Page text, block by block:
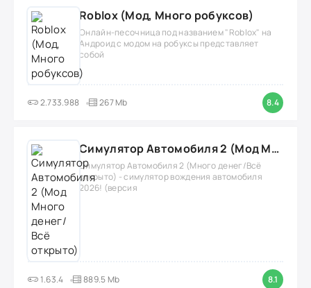
Roblox (Мод, Много робуксов)
Онлайн-песочница под названием "Roblox" на
Андроид с модом на робуксы представляет
собой
2.733.988 267 Mb 8.4
Симулятор Автомобиля 2 (Мод Много денег/Всё открыто)
Симулятор Автомобиля 2 (Много денег/Всё
открыто) - симулятор вождения автомобиля
2026! (версия
1.63.4 889.5 Mb 8.1